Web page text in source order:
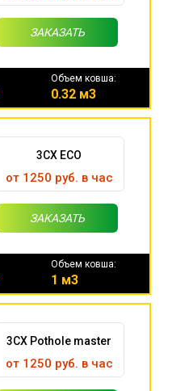
ЗАКАЗАТЬ
Объем ковша:
0.32 м3
3CX ECO
от 1250 руб. в час
ЗАКАЗАТЬ
Объем ковша:
1 м3
3CX Pothole master
от 1250 руб. в час